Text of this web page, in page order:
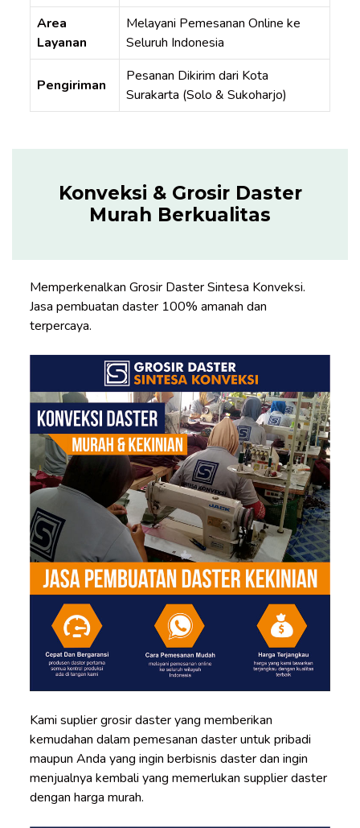
Area
Layanan
Melayani Pemesanan Online ke
Seluruh Indonesia
Pengiriman
Pesanan Dikirim dari Kota
Surakarta (Solo & Sukoharjo)
Konveksi & Grosir Daster
Murah Berkualitas
Memperkenalkan Grosir Daster Sintesa Konveksi.
Jasa pembuatan daster 100% amanah dan
terpercaya.
Kami suplier grosir daster yang memberikan
kemudahan dalam pemesanan daster untuk pribadi
maupun Anda yang ingin berbisnis daster dan ingin
menjualnya kembali yang memerlukan supplier daster
dengan harga murah.